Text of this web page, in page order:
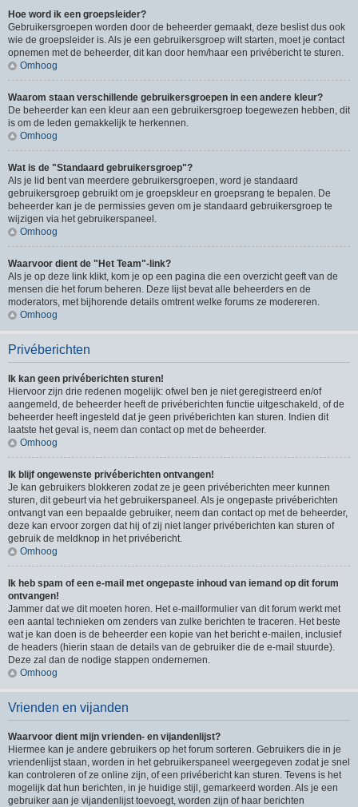
Hoe word ik een groepsleider?
Gebruikersgroepen worden door de beheerder gemaakt, deze beslist dus ook
wie de groepsleider is. Als je een gebruikersgroep wilt starten, moet je contact
opnemen met de beheerder, dit kan door hem/haar een privébericht te sturen.
Omhoog
Waarom staan verschillende gebruikersgroepen in een andere kleur?
De beheerder kan een kleur aan een gebruikersgroep toegewezen hebben, dit
is om de leden gemakkelijk te herkennen.
Omhoog
Wat is de "Standaard gebruikersgroep"?
Als je lid bent van meerdere gebruikersgroepen, word je standaard
gebruikersgroep gebruikt om je groepskleur en groepsrang te bepalen. De
beheerder kan je de permissies geven om je standaard gebruikersgroep te
wijzigen via het gebruikerspaneel.
Omhoog
Waarvoor dient de "Het Team"-link?
Als je op deze link klikt, kom je op een pagina die een overzicht geeft van de
mensen die het forum beheren. Deze lijst bevat alle beheerders en de
moderators, met bijhorende details omtrent welke forums ze modereren.
Omhoog
Privéberichten
Ik kan geen privéberichten sturen!
Hiervoor zijn drie redenen mogelijk: ofwel ben je niet geregistreerd en/of
aangemeld, de beheerder heeft de privéberichten functie uitgeschakeld, of de
beheerder heeft ingesteld dat je geen privéberichten kan sturen. Indien dit
laatste het geval is, neem dan contact op met de beheerder.
Omhoog
Ik blijf ongewenste privéberichten ontvangen!
Je kan gebruikers blokkeren zodat ze je geen privéberichten meer kunnen
sturen, dit gebeurt via het gebruikerspaneel. Als je ongepaste privéberichten
ontvangt van een bepaalde gebruiker, neem dan contact op met de beheerder,
deze kan ervoor zorgen dat hij of zij niet langer privéberichten kan sturen of
gebruik de meldknop in het privébericht.
Omhoog
Ik heb spam of een e-mail met ongepaste inhoud van iemand op dit forum
ontvangen!
Jammer dat we dit moeten horen. Het e-mailformulier van dit forum werkt met
een aantal technieken om zenders van zulke berichten te traceren. Het beste
wat je kan doen is de beheerder een kopie van het bericht e-mailen, inclusief
de headers (hierin staan de details van de gebruiker die de e-mail stuurde).
Deze zal dan de nodige stappen ondernemen.
Omhoog
Vrienden en vijanden
Waarvoor dient mijn vrienden- en vijandenlijst?
Hiermee kan je andere gebruikers op het forum sorteren. Gebruikers die in je
vriendenlijst staan, worden in het gebruikerspaneel weergegeven zodat je snel
kan controleren of ze online zijn, of een privébericht kan sturen. Tevens is het
mogelijk dat hun berichten, in je huidige stijl, gemarkeerd worden. Als je een
gebruiker aan je vijandenlijst toevoegt, worden zijn of haar berichten